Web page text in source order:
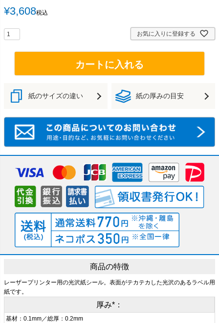
¥3,608税込
お気に入りに登録する
カートに入れる
紙のサイズの違い 紙の厚みの目安
商品の特徴
レーザープリンター用の光沢紙シール。表面がテカテカした光沢のあるラベル用
紙です。
厚み*：
基材：0.1mm／総厚：0.2mm